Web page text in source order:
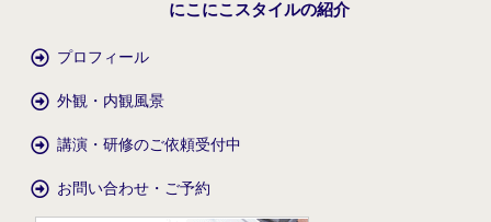
にこにこスタイルの紹介
プロフィール
外観・内観風景
講演・研修のご依頼受付中
お問い合わせ・ご予約